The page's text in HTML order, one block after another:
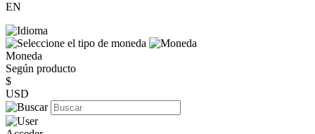
EN
Moneda
Según producto
$
USD